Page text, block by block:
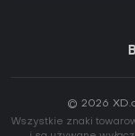
© 2026
Wszystkie znaki